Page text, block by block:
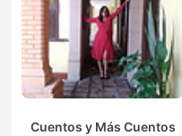
Cuentos y Más Cuentos